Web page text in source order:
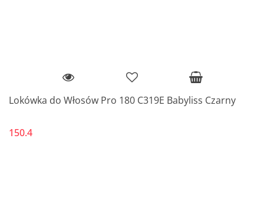
Lokówka do Włosów Pro 180 C319E Babyliss Czarny
150.4